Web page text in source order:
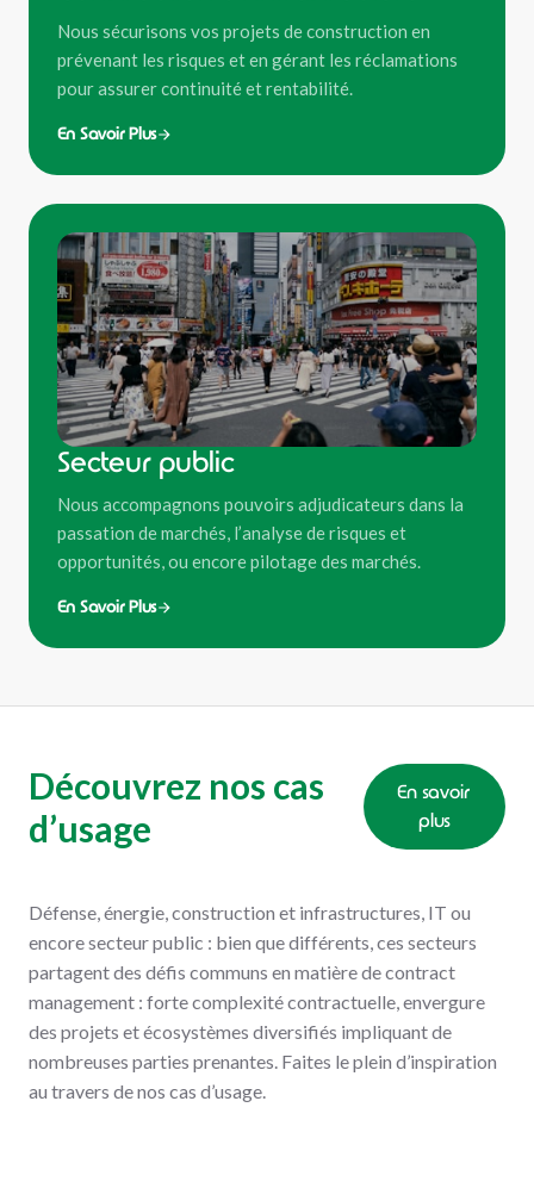
Nous sécurisons vos projets de construction en
prévenant les risques et en gérant les réclamations
pour assurer continuité et rentabilité.
En Savoir Plus
Secteur public
Nous accompagnons pouvoirs adjudicateurs dans la
passation de marchés, l’analyse de risques et
opportunités, ou encore pilotage des marchés.
En Savoir Plus
Découvrez nos cas
d’usage
En savoir
plus
Défense, énergie, construction et infrastructures, IT ou
encore secteur public : bien que différents, ces secteurs
partagent des défis communs en matière de contract
management : forte complexité contractuelle, envergure
des projets et écosystèmes diversifiés impliquant de
nombreuses parties prenantes. Faites le plein d’inspiration
au travers de nos cas d’usage.